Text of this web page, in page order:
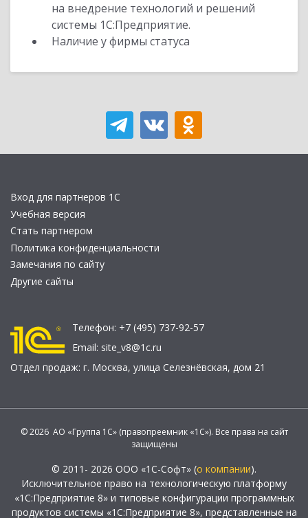
на внедрение технологий и решений
системы 1С:Предприятие.
Наличие у фирмы статуса
Вход для партнеров 1С
Учебная версия
Стать партнером
Политика конфиденциальности
Замечания по сайту
Другие сайты
Телефон: +7 (495) 737-92-57
Email: site_v8@1c.ru
Отдел продаж: г. Москва, улица Селезнёвская, дом 21
© 2026 АО «Группа 1С» (правопреемник «1С»). Все права на сайт
защищены
© 2011- 2026 ООО «1С-Софт» (о компании).
Исключительное право на технологическую платформу
«1С:Предприятие 8» и типовые конфигурации программных
продуктов системы «1С:Предприятие 8», представленные на